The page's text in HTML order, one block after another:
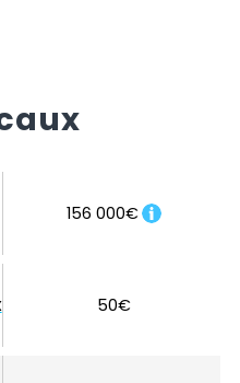
156 000€
50€